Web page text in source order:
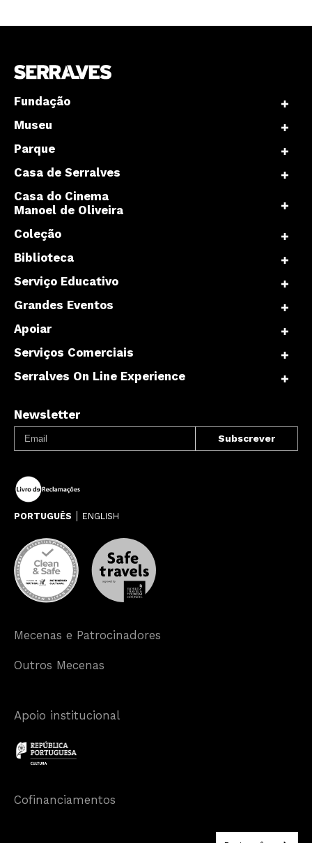
Fundação
Museu
Parque
Casa de Serralves
Casa do Cinema
Manoel de Oliveira
Coleção
Biblioteca
Serviço Educativo
Grandes Eventos
Apoiar
Serviços Comerciais
Serralves On Line Experience
Newsletter
PORTUGUÊS ENGLISH
Mecenas e Patrocinadores
Outros Mecenas
Apoio institucional
Cofinanciamentos